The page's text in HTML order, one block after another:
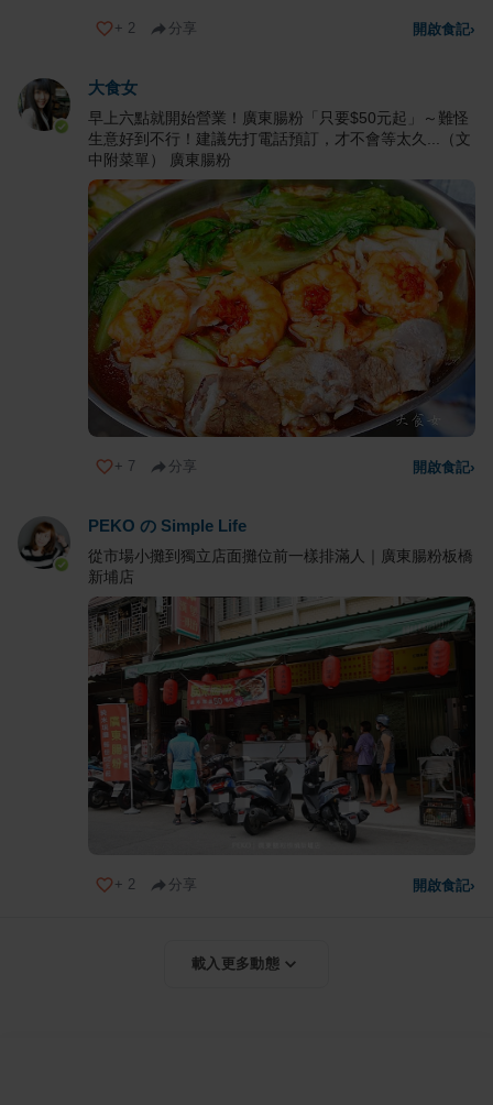
+ 2 分享 開啟食記›
大食女
早上六點就開始營業！廣東腸粉「只要$50元起」～難怪
生意好到不行！建議先打電話預訂，才不會等太久...（文
中附菜單） 廣東腸粉
+ 7 分享 開啟食記›
PEKO の Simple Life
從市場小攤到獨立店面攤位前一樣排滿人｜廣東腸粉板橋
新埔店
+ 2 分享 開啟食記›
載入更多動態